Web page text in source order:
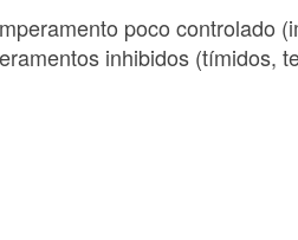
poco controlado
inhibidos (tímidos,